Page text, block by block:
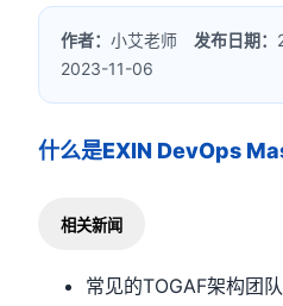
作者：小艾老师 发布日期：
2023-11-06
什么是EXIN DevOps
相关新闻
常见的TOGAF架构团